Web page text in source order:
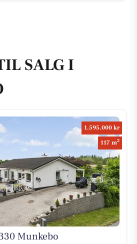
SALG I
1.595.000 kr
117 m2
Munkebo